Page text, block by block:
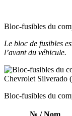
Bloc-fusibles du
Le bloc de fusibles
l’avant du véhicule.
Bloc-fusibles du
№ / Nom